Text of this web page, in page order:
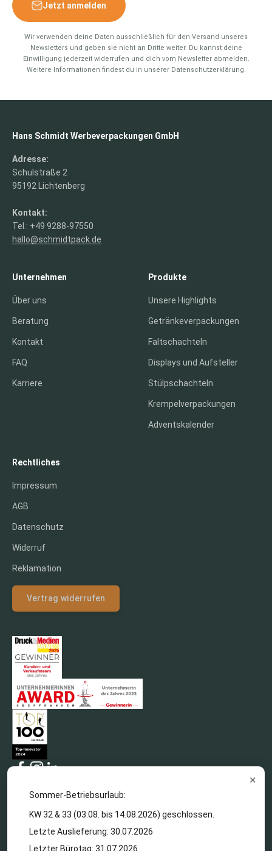
×
Sommer-Betriebsurlaub:
KW 32 & 33 (03.08. bis 14.08.2026) geschlossen.
Letzte Auslieferung: 30.07.2026
Letzter Bürotag: 31.07.2026
Jetzt anmelden
Wir verwenden deine Daten ausschließlich für den Versand unseres
Newsletters und geben sie nicht an Dritte weiter. Du kannst deine
Einwilligung jederzeit widerrufen und dich vom Newsletter abmelden.
Weitere Informationen findest du in unserer Datenschutzerklärung.
Hans Schmidt Werbeverpackungen GmbH
Adresse:
Schulstraße 2
95192 Lichtenberg
Kontakt:
Tel.: +49 9288-97550
hallo@schmidtpack.de
Unternehmen
Über uns
Beratung
Kontakt
FAQ
Karriere
Produkte
Unsere Highlights
Getränkeverpackungen
Faltschachteln
Displays und Aufsteller
Stülpschachteln
Krempelverpackungen
Adventskalender
Rechtliches
Impressum
AGB
Datenschutz
Widerruf
Reklamation
Vertrag widerrufen